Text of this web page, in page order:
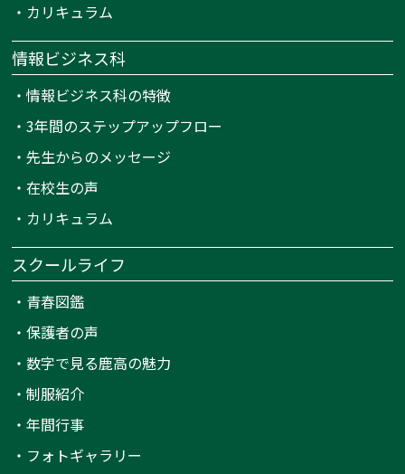
・ カリキュラム
情報ビジネス科
・情報ビジネス科の特徴
・3年間のステップアップフロー
・先生からのメッセージ
・在校生の声
・ カリキュラム
スクールライフ
・ 青春図鑑
・保護者の声
・数字で見る鹿高の魅力
・制服紹介
・年間行事
・ フォトギャラリー